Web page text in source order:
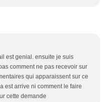
est genial. ensuite je suis
comment ne pas recevoir sur
qui apparaissent sur ce
est arrive ni comment le faire
cette demande